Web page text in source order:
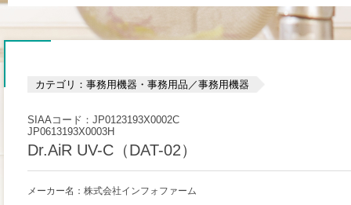
カテゴリ：事務用機器・事務用品／事務用機器
SIAAコード：JP0123193X0002C
JP0613193X0003H
Dr.AiR UV-C（DAT-02）
メーカー名：株式会社インフォファーム